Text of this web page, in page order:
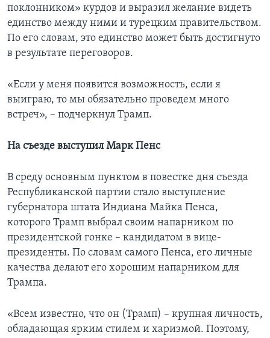
поклонником» курдов и выразил желание видеть
единство между ними и турецким правительством.
По его словам, это единство может быть достигнуто
в результате переговоров.
«Если у меня появится возможность, если я
выиграю, то мы обязательно проведем много
встреч», – подчеркнул Трамп.
На съезде выступил Марк Пенс
В среду основным пунктом в повестке дня съезда
Республиканской партии стало выступление
губернатора штата Индиана Майка Пенса,
которого Трамп выбрал своим напарником по
президентской гонке – кандидатом в вице-
президенты. По словам самого Пенса, его личные
качества делают его хорошим напарником для
Трампа.
«Всем известно, что он (Трамп) – крупная личность,
обладающая ярким стилем и харизмой. Поэтому,